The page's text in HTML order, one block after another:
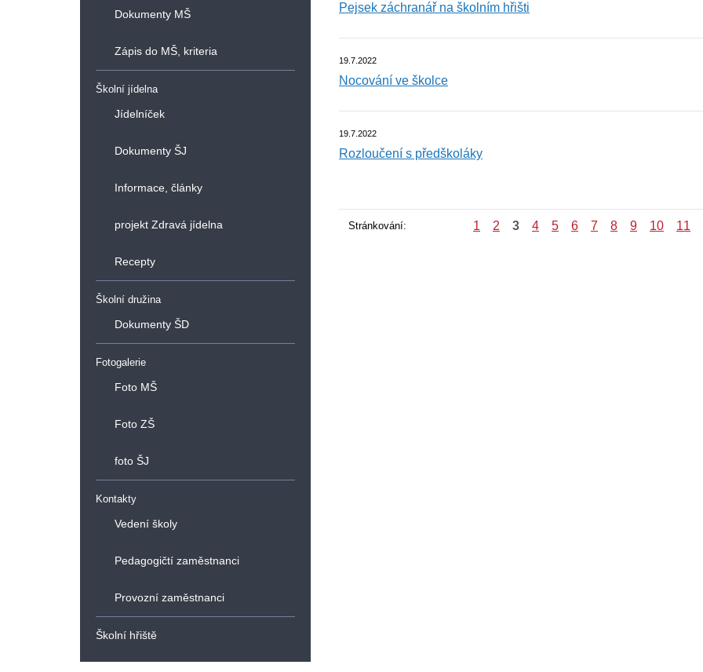
Dokumenty MŠ
Zápis do MŠ, kriteria
Školní jídelna
Jídelníček
Dokumenty ŠJ
Informace, články
projekt Zdravá jídelna
Recepty
Školní družina
Dokumenty ŠD
Fotogalerie
Foto MŠ
Foto ZŠ
foto ŠJ
Kontakty
Vedení školy
Pedagogičtí zaměstnanci
Provozní zaměstnanci
Školní hřiště
Pejsek záchranář na školním hřišti
19.7.2022
Nocování ve školce
19.7.2022
Rozloučení s předškoláky
Stránkování: 1 2 3 4 5 6 7 8 9 10 11